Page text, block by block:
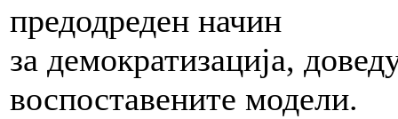
предодреден начин
за демократизација,
воспоставените модели.